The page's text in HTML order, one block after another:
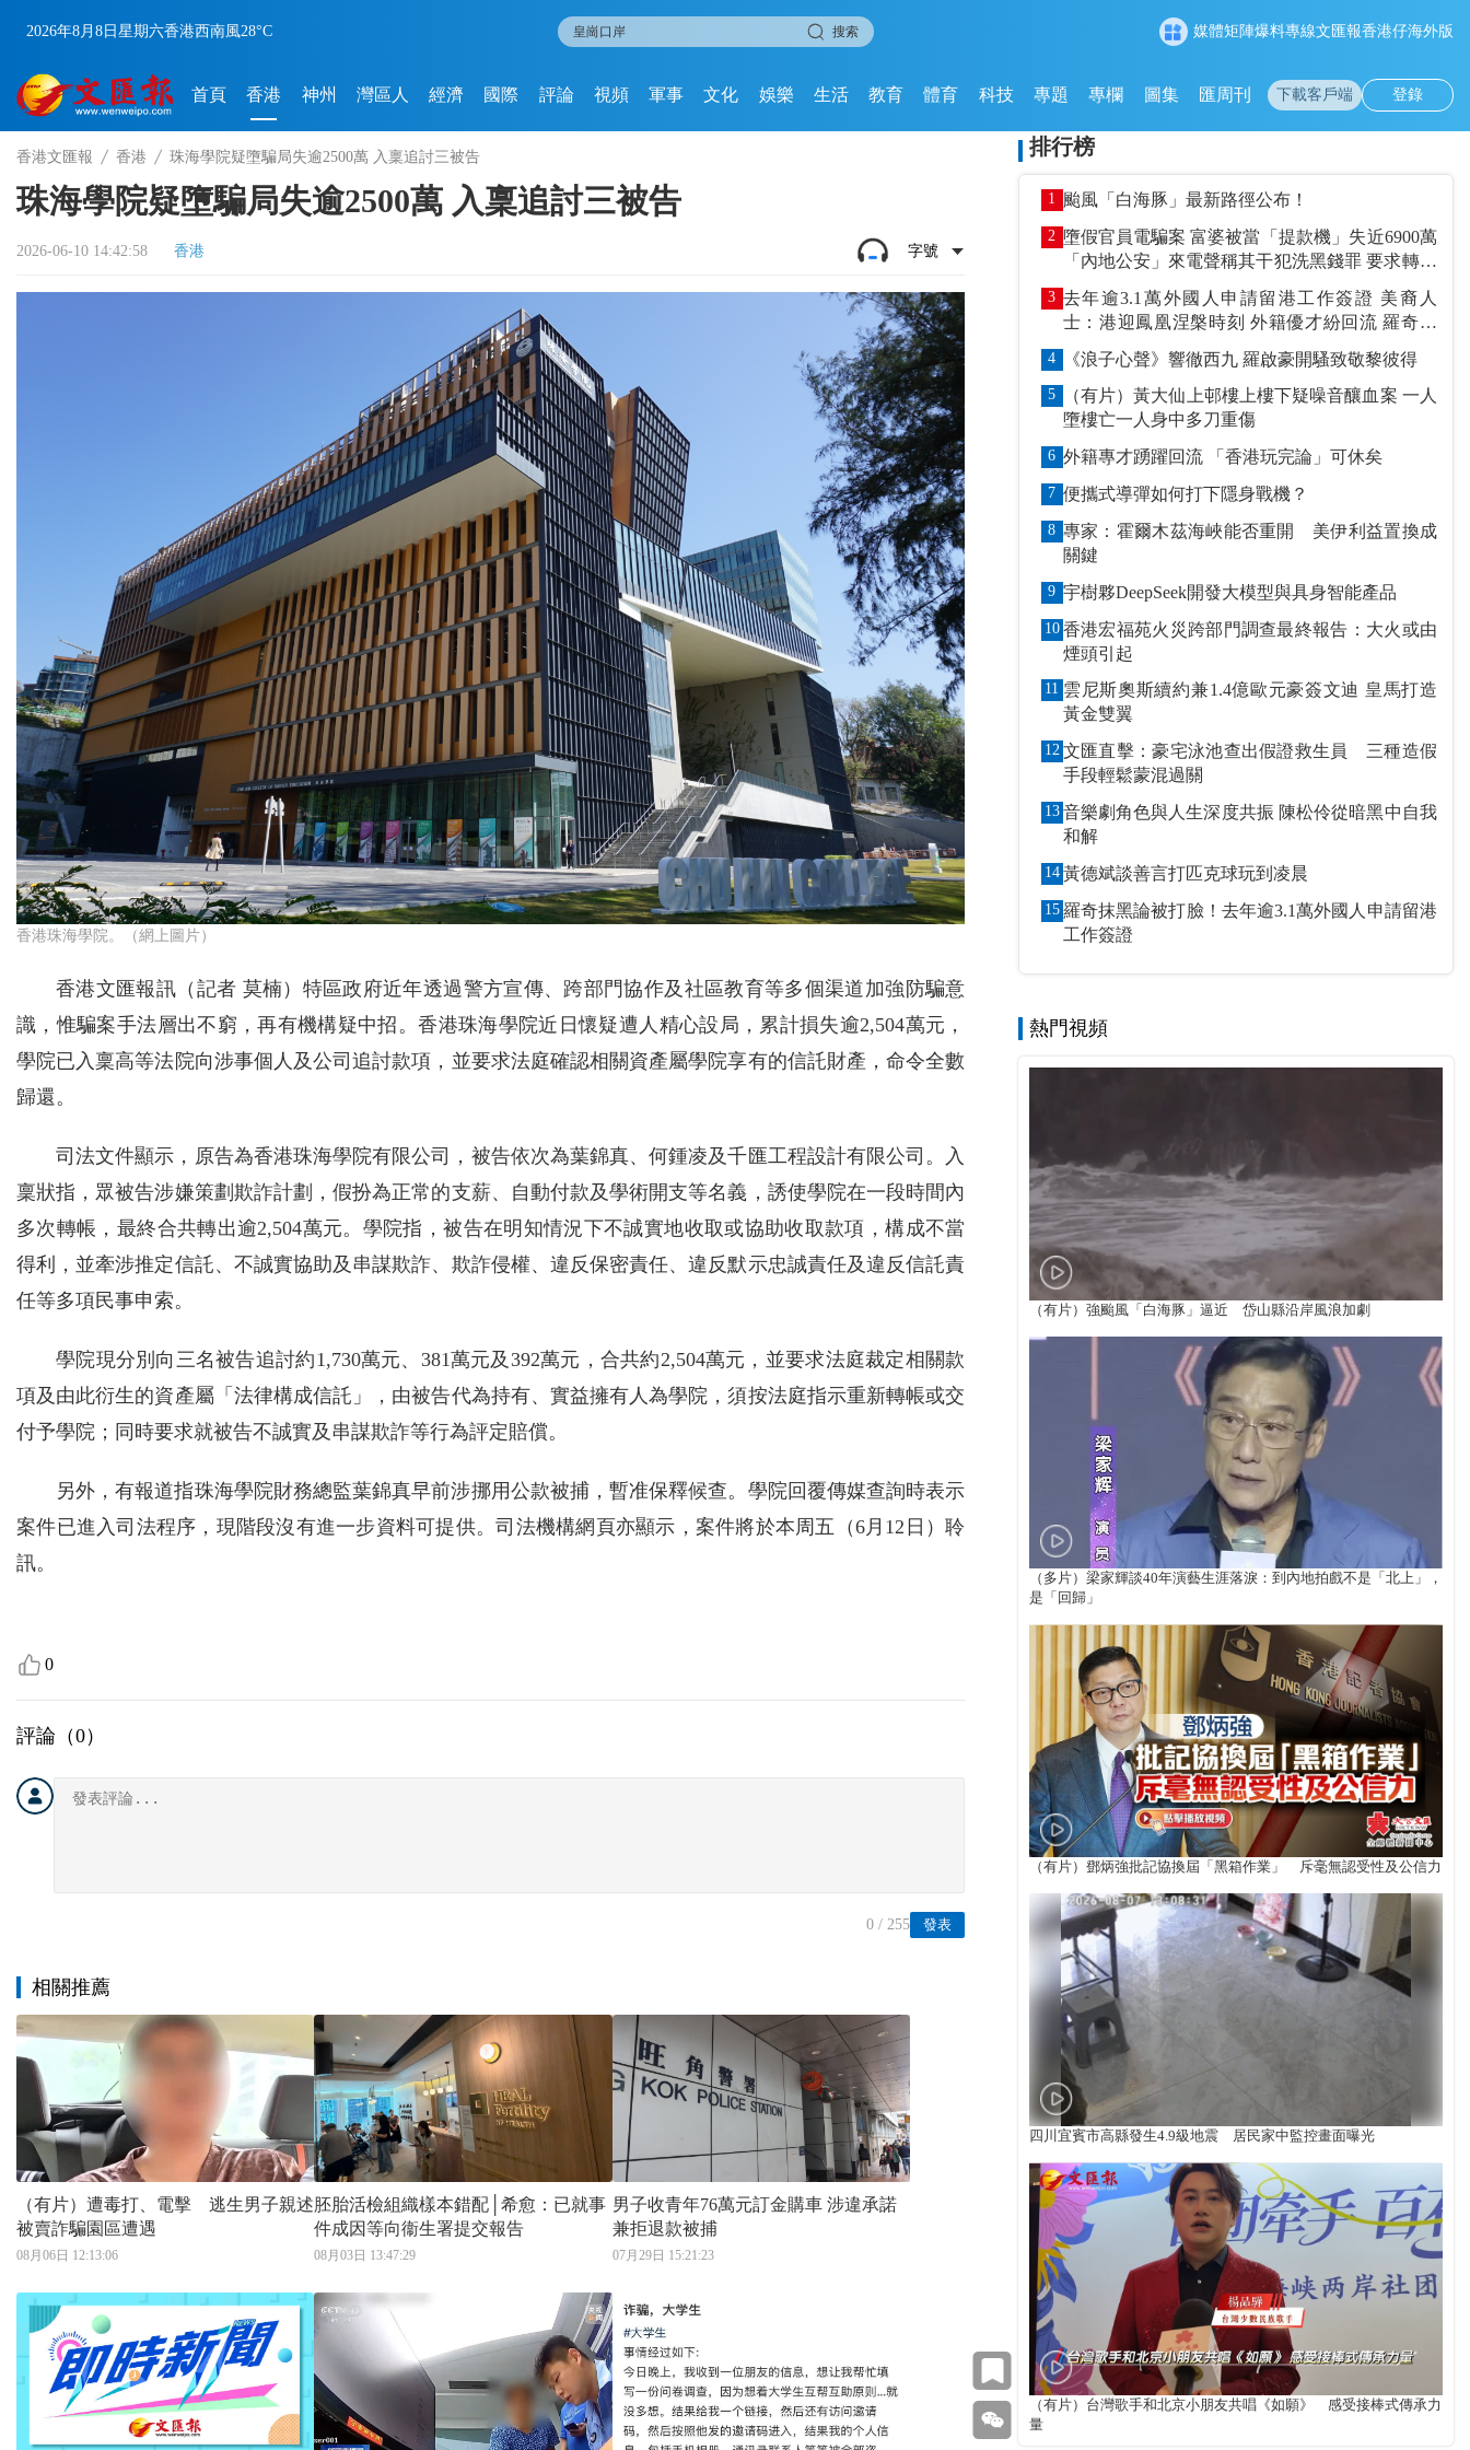
2026年8月8日 星期六香港西南風28°C 搜索 媒體矩陣爆料專線文匯報香港仔海外版
首頁 香港 神州 灣區人 經濟 國際 評論 視頻 軍事 文化 娛樂 生活 教育 體育 科技 專題 專欄 圖集 匯周刊 下載客戶端 登錄
香港文匯報 香港 珠海學院疑墮騙局失逾2500萬 入稟追討三被告
珠海學院疑墮騙局失逾2500萬 入稟追討三被告
2026-06-10 14:42:58 香港 字號
香港珠海學院。（網上圖片）
香港文匯報訊（記者 莫楠）特區政府近年透過警方宣傳、跨部門協作及社區教育等多個渠道加強防騙意
識，惟騙案手法層出不窮，再有機構疑中招。香港珠海學院近日懷疑遭人精心設局，累計損失逾2,504萬元，
學院已入稟高等法院向涉事個人及公司追討款項，並要求法庭確認相關資產屬學院享有的信託財產，命令全數
歸還。
司法文件顯示，原告為香港珠海學院有限公司，被告依次為葉錦真、何鍾凌及千匯工程設計有限公司。入
稟狀指，眾被告涉嫌策劃欺詐計劃，假扮為正常的支薪、自動付款及學術開支等名義，誘使學院在一段時間內
多次轉帳，最終合共轉出逾2,504萬元。學院指，被告在明知情況下不誠實地收取或協助收取款項，構成不當
得利，並牽涉推定信託、不誠實協助及串謀欺詐、欺詐侵權、違反保密責任、違反默示忠誠責任及違反信託責
任等多項民事申索。
學院現分別向三名被告追討約1,730萬元、381萬元及392萬元，合共約2,504萬元，並要求法庭裁定相關款
項及由此衍生的資產屬「法律構成信託」，由被告代為持有、實益擁有人為學院，須按法庭指示重新轉帳或交
付予學院；同時要求就被告不誠實及串謀欺詐等行為評定賠償。
另外，有報道指珠海學院財務總監葉錦真早前涉挪用公款被捕，暫准保釋候查。學院回覆傳媒查詢時表示
案件已進入司法程序，現階段沒有進一步資料可提供。司法機構網頁亦顯示，案件將於本周五（6月12日）聆
訊。
0
評論（0）
發表
0 / 255
相關推薦
（有片）遭毒打、電擊 逃生男子親述
被賣詐騙園區遭遇
08月06日 12:13:06
胚胎活檢組織樣本錯配│希愈：已就事
件成因等向衞生署提交報告
08月03日 13:47:29
男子收青年76萬元訂金購車 涉違承諾
兼拒退款被捕
07月29日 15:21:23
排行榜
1 颱風「白海豚」最新路徑公布！
2 墮假官員電騙案 富婆被當「提款機」失近6900萬
「內地公安」來電聲稱其干犯洗黑錢罪 要求轉賬
到指定戶口作「保證金」
3 去年逾3.1萬外國人申請留港工作簽證 美裔人
士：港迎鳳凰涅槃時刻 外籍優才紛回流 羅奇抹
黑論被打臉
4 《浪子心聲》響徹西九 羅啟豪開騷致敬黎彼得
5
（有片）黃大仙上邨樓上樓下疑噪音釀血案 一人
墮樓亡一人身中多刀重傷
6 外籍專才踴躍回流 「香港玩完論」可休矣
7 便攜式導彈如何打下隱身戰機？
8 專家：霍爾木茲海峽能否重開 美伊利益置換成
關鍵
9 宇樹夥DeepSeek開發大模型與具身智能產品
10 香港宏福苑火災跨部門調查最終報告：大火或由
煙頭引起
11 雲尼斯奧斯續約兼1.4億歐元豪簽文迪 皇馬打造
黃金雙翼
12 文匯直擊：豪宅泳池查出假證救生員 三種造假
手段輕鬆蒙混過關
13 音樂劇角色與人生深度共振 陳松伶從暗黑中自我
和解
14 黃德斌談善言打匹克球玩到凌晨
15 羅奇抹黑論被打臉！去年逾3.1萬外國人申請留港
工作簽證
熱門視頻
（有片）強颱風「白海豚」逼近 岱山縣沿岸風浪加劇
（多片）梁家輝談40年演藝生涯落淚：到內地拍戲不是「北上」，
是「回歸」
（有片）鄧炳強批記協換屆「黑箱作業」 斥毫無認受性及公信力
四川宜賓市高縣發生4.9級地震 居民家中監控畫面曝光
（有片）台灣歌手和北京小朋友共唱《如願》 感受接棒式傳承力
量